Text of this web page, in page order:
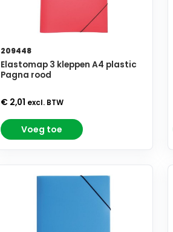
209448
Elastomap 3 kleppen A4 plastic
Pagna rood
€ 2,01 excl. BTW
Voeg toe